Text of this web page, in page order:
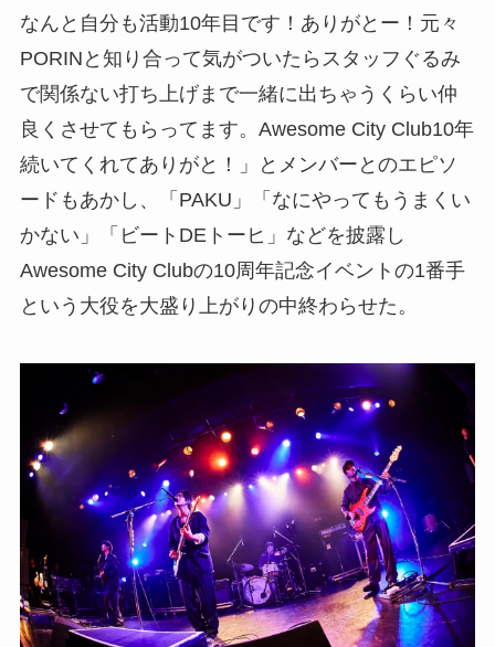
なんと自分も活動10年目です！ありがとー！元々
PORINと知り合って気がついたらスタッフぐるみ
で関係ない打ち上げまで一緒に出ちゃうくらい仲
良くさせてもらってます。Awesome City Club10年
続いてくれてありがと！」とメンバーとのエピソ
ードもあかし、「PAKU」「なにやってもうまくい
かない」「ビートDEトーヒ」などを披露し
Awesome City Clubの10周年記念イベントの1番手
という大役を大盛り上がりの中終わらせた。